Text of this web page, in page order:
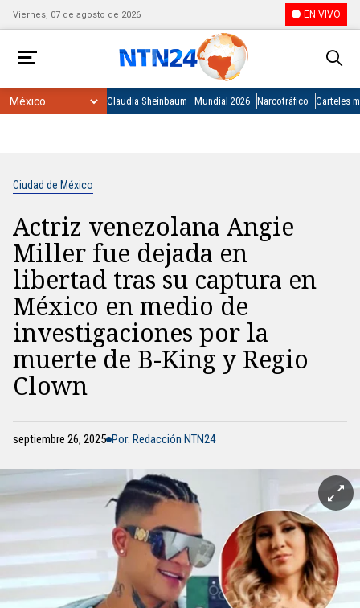
Viernes, 07 de agosto de 2026 EN VIVO
Claudia Sheinbaum Mundial 2026 Narcotráfico Carteles
Ciudad de México
Actriz venezolana Angie
Miller fue dejada en
libertad tras su captura en
México en medio de
investigaciones por la
muerte de B-King y Regio
Clown
septiembre 26, 2025 Por: Redacción NTN24